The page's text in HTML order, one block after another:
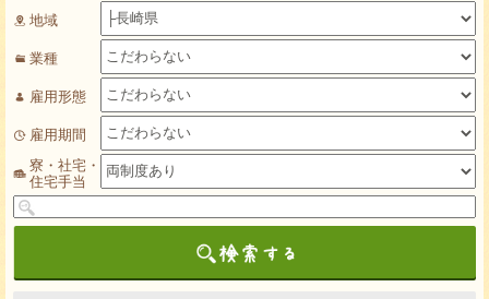
地域
業種
雇用形態
雇用期間
寮・社宅・
住宅手当